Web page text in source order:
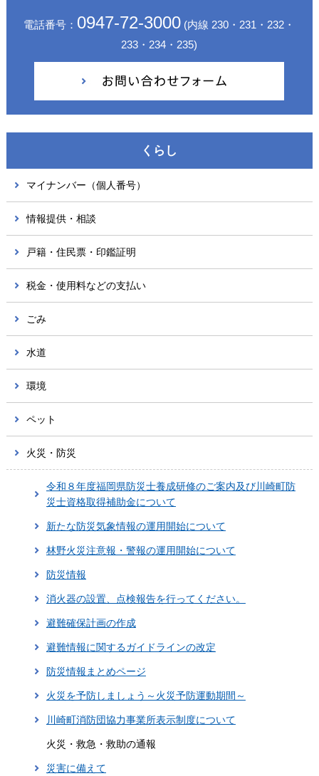
電話番号： 0947-72-3000 (内線 230・231・232・
233・234・235)
くらし
マイナンバー（個人番号）
情報提供・相談
戸籍・住民票・印鑑証明
税金・使用料などの支払い
ごみ
水道
環境
ペット
火災・防災
令和８年度福岡県防災士養成研修のご案内及び川崎町防
災士資格取得補助金について
新たな防災気象情報の運用開始について
林野火災注意報・警報の運用開始について
防災情報
消火器の設置、点検報告を行ってください。
避難確保計画の作成
避難情報に関するガイドラインの改定
防災情報まとめページ
火災を予防しましょう～火災予防運動期間～
川崎町消防団協力事業所表示制度について
火災・救急・救助の通報
災害に備えて